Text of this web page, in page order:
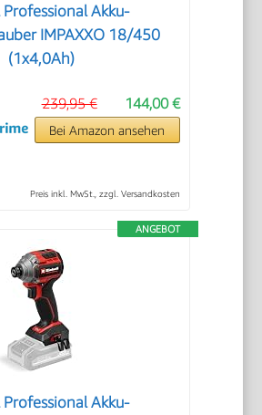
Professional Akku-
IMPAXXO 18/450
(1x4,0Ah)
144,00 €
239,95 €
Bei Amazon ansehen
Preis inkl. MwSt., zzgl. Versandkosten
ANGEBOT
Professional Akku-